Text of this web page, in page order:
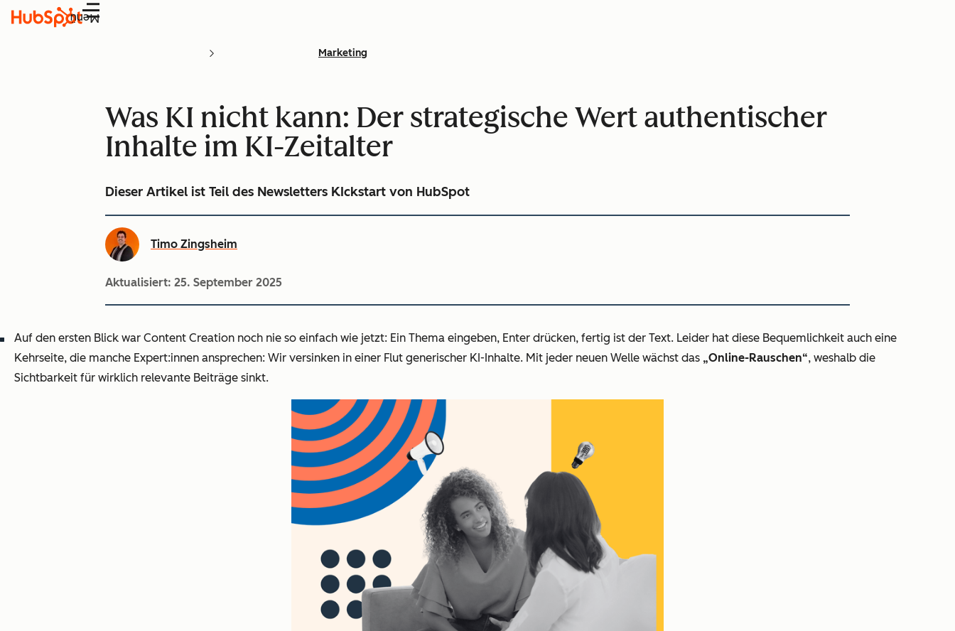
Menü
Marketing
Was KI nicht kann: Der strategische Wert authentischer
Inhalte im KI-Zeitalter
Dieser Artikel ist Teil des Newsletters KIckstart von HubSpot
Timo Zingsheim
Aktualisiert: 25. September 2025
Auf den ersten Blick war Content Creation noch nie so einfach wie jetzt: Ein Thema eingeben, Enter drücken, fertig ist der Text. Leider hat diese Bequemlichkeit auch eine
Kehrseite, die manche Expert:innen ansprechen: Wir versinken in einer Flut generischer KI-Inhalte. Mit jeder neuen Welle wächst das „Online-Rauschen“, weshalb die
Sichtbarkeit für wirklich relevante Beiträge sinkt.